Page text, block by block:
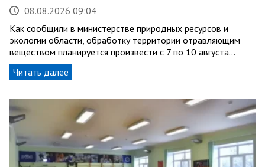
08.08.2026 09:04
Как сообщили в министерстве природных ресурсов и
экологии области, обработку территории отравляющим
веществом планируется произвести с 7 по 10 августа…
Читать далее